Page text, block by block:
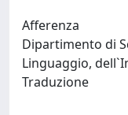
Afferenza
Dipartimento di
Linguaggio,
Traduzione